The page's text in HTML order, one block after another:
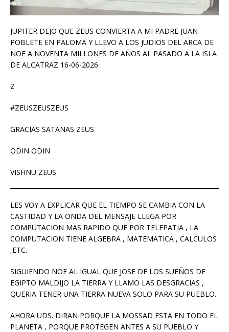
JUPITER DEJO QUE ZEUS CONVIERTA A MI PADRE JUAN
POBLETE EN PALOMA Y LLEVO A LOS JUDIOS DEL ARCA DE
NOE A NOVENTA MILLONES DE AÑOS AL PASADO A LA ISLA
DE ALCATRAZ 16-06-2026
Z
#ZEUSZEUSZEUS
GRACIAS SATANAS ZEUS
ODIN ODIN
VISHNU ZEUS
LES VOY A EXPLICAR QUE EL TIEMPO SE CAMBIA CON LA
CASTIDAD Y LA ONDA DEL MENSAJE LLEGA POR
COMPUTACION MAS RAPIDO QUE POR TELEPATIA , LA
COMPUTACION TIENE ALGEBRA , MATEMATICA , CALCULOS
,ETC.
SIGUIENDO NOE AL IGUAL QUE JOSE DE LOS SUEÑOS DE
EGIPTO MALDIJO LA TIERRA Y LLAMO LAS DESGRACIAS ,
QUERIA TENER UNA TIERRA NUEVA SOLO PARA SU PUEBLO.
AHORA UDS. DIRAN PORQUE LA MOSSAD ESTA EN TODO EL
PLANETA , PORQUE PROTEGEN ANTES A SU PUEBLO Y